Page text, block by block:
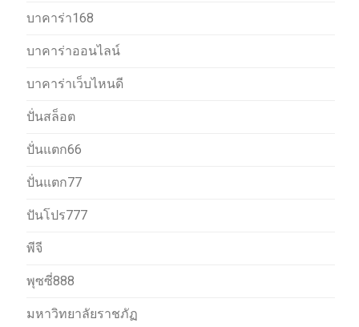
บาคาร่า168
บาคาร่าออนไลน์
บาคาร่าเว็บไหนดี
ปั่นสล็อต
ปั่นแตก66
ปั่นแตก77
ปันโปร777
พีจี
พุซซี่888
มหาวิทยาลัยราชภัฏ